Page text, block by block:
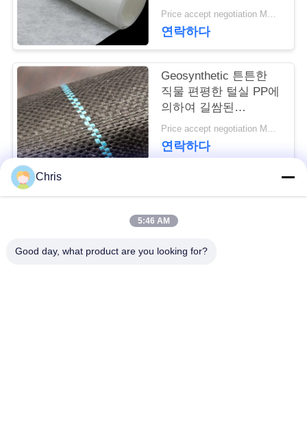
뉴
스
인
용
문
을
요
하
길쌈된 반대로 - 산화 Price accept negotiation MOQ:100sq.m.
연락하다
Geosynthetic 튼튼한
직물 편평한 털실 PP에
의하여 길쌈된
Geotextile는을 위한 잔
디를 성장합니다 막습
니다
Price accept negotiation MOQ:1000 sq.m.
연락하다
비 부직물 산업용 롤러
Chris
5:46 AM
Good day, what product are you looking for?